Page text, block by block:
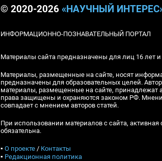
© 2020-2026 «НАУЧНЫЙ
ИНФОРМАЦИОННО-ПОЗНАВАТЕЛЬНЫЙ ПОРТАЛ
Материалы сайта предназначены для лиц 16 лет и
Материалы, размещенные на сайте, носят
предназначены для образовательных целей.
материалы, размещенные на сайте, принадлежат
права защищены и охраняются законом РФ.
совпадает с мнением авторов статей.
При использовании материалов с сайта, активная
обязательна.
▪ О проекте/ Контакты
▪ Редакционная политика